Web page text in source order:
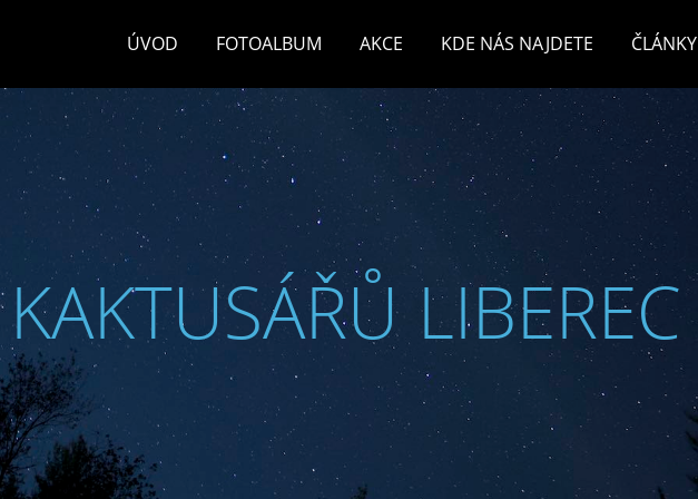
ÚVOD FOTOALBUM AKCE KDE NÁS NAJDETE ČLÁNKY
LIBEREC